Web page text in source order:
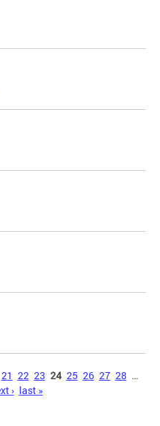
21 22 23 24 25 26 27 28 …
› last »